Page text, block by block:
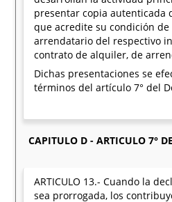
presentar copia autenticada
que acredite su condición
arrendatario del respectivo
contrato de alquiler, de
Dichas presentaciones se
términos del artículo 7° del
CAPITULO D - ARTICULO 7°
ARTICULO 13.- Cuando la
sea prorrogada, los